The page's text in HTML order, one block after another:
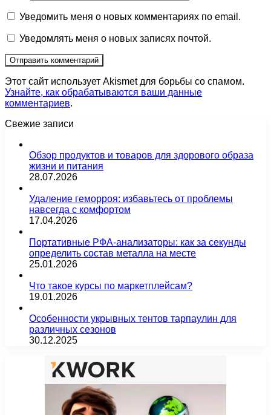
Уведомить меня о новых комментариях по email.
Уведомлять меня о новых записях почтой.
Этот сайт использует Akismet для борьбы со спамом.
Узнайте, как обрабатываются ваши данные
комментариев.
Свежие записи
Обзор продуктов и товаров для здорового образа
жизни и питания
28.07.2026
Удаление геморроя: избавьтесь от проблемы
навсегда с комфортом
17.04.2026
Портативные РФА-анализаторы: как за секунды
определить состав металла на месте
25.01.2026
Что такое курсы по маркетплейсам?
19.01.2026
Особенности укрывных тентов тарпаулин для
различных сезонов
30.12.2025